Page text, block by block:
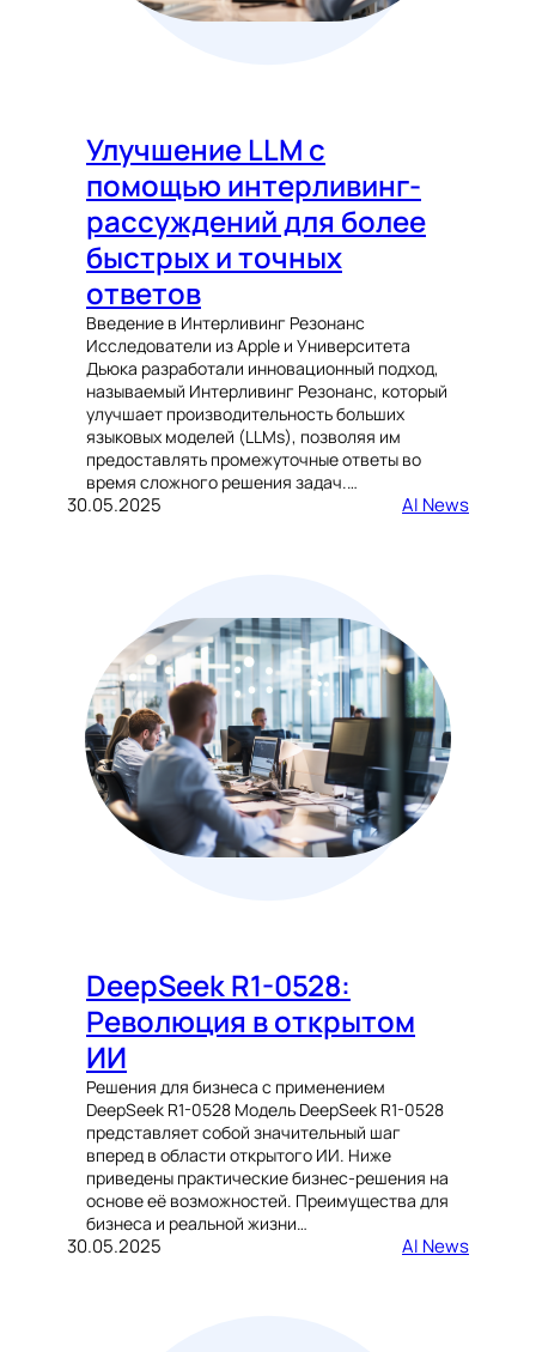
Улучшение LLM с
помощью интерливинг-
рассуждений для более
быстрых и точных
ответов
Введение в Интерливинг Резонанс
Исследователи из Apple и Университета
Дьюка разработали инновационный подход,
называемый Интерливинг Резонанс, который
улучшает производительность больших
языковых моделей (LLMs), позволяя им
предоставлять промежуточные ответы во
время сложного решения задач.…
30.05.2025 AI News
DeepSeek R1-0528:
Революция в открытом
ИИ
Решения для бизнеса с применением
DeepSeek R1-0528 Модель DeepSeek R1-0528
представляет собой значительный шаг
вперед в области открытого ИИ. Ниже
приведены практические бизнес-решения на
основе её возможностей. Преимущества для
бизнеса и реальной жизни…
30.05.2025 AI News